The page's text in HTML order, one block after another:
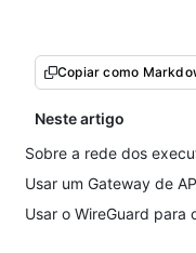
Copiar como
Neste artigo
Sobre a rede dos
Usar um Gateway de
Usar o WireGuard para